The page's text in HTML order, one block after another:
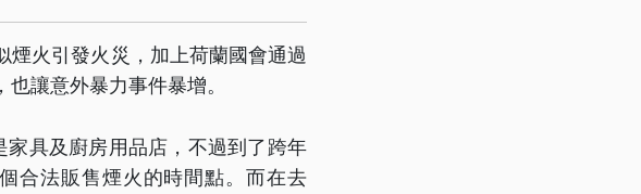
煙火引發火災，加上荷蘭國會通過
讓意外暴力事件暴增。
具及廚房用品店，不過到了跨年
合法販售煙火的時間點。而在去